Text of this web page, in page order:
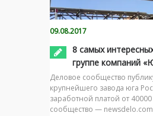
09.08.2017
8 самых
группе компаний
Деловое сообщество
крупнейшего завода юга
заработной платой от
сообщество — newsdelo.com